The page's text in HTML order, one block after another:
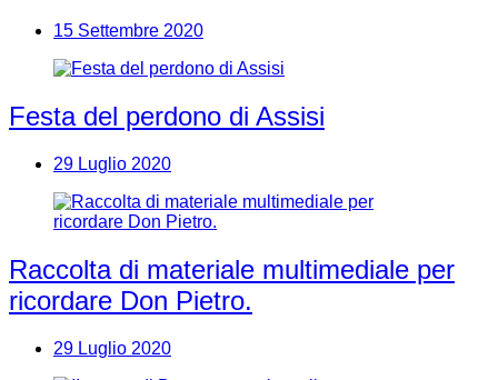
15 Settembre 2020
Festa del perdono di Assisi
29 Luglio 2020
Raccolta di materiale multimediale per
ricordare Don Pietro.
29 Luglio 2020